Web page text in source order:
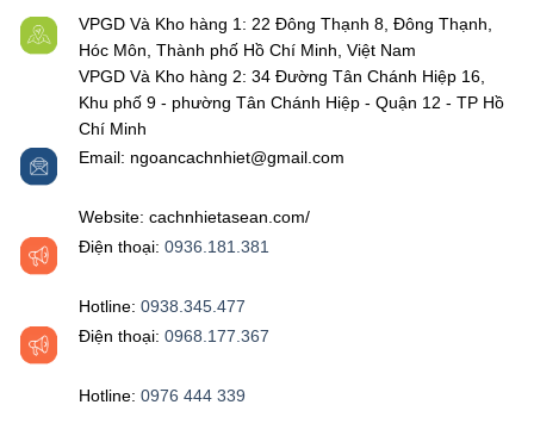
VPGD Và Kho hàng 1: 22 Đông Thạnh 8, Đông Thạnh,
Hóc Môn, Thành phố Hồ Chí Minh, Việt Nam
VPGD Và Kho hàng 2: 34 Đường Tân Chánh Hiệp 16,
Khu phố 9 - phường Tân Chánh Hiệp - Quận 12 - TP Hồ
Chí Minh
Email: ngoancachnhiet@gmail.com
Website: cachnhietasean.com/
Điện thoại: 0936.181.381
Hotline: 0938.345.477
Điện thoại: 0968.177.367
Hotline: 0976 444 339‬